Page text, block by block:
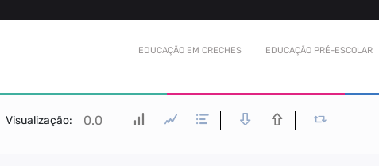
EDUCAÇÃO EM CRECHES EDUCAÇÃO PRÉ-ESCOLAR
Visualização: 0.0